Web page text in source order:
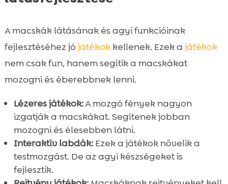
A macskák látásának és agyi funkcióinak
fejlesztéséhez jó játékokkellenek. Ezek a játékok
nem csak fun, hanem segítik a macskákat
mozogni és éberebbnek lenni.
Lézeres játékok:A mozgó fények nagyon
izgatják a macskákat. Segítenek jobban
mozogni és élesebben látni.
Interaktív labdák:Ezek a játékok növelik a
testmozgást. De az agyi készségeket is
fejlesztik.